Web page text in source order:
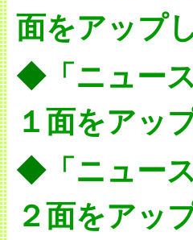
面をアップ
◆「ニュー
１面をアッ
◆「ニュー
２面をアッ